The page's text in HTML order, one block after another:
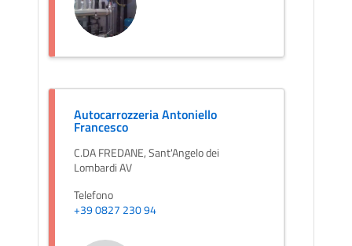
Autocarrozzeria Antoniello
Francesco
C.DA FREDANE, Sant'Angelo dei
Lombardi AV
Telefono
+39 0827 230 94